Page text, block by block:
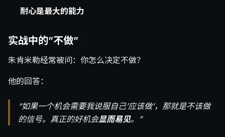
耐心是最大的能力
实战中的”不做”
朱肯米勒经常被问：你怎么决定不做？
他的回答：
“如果一个机会需要我说服自己’应该做’，那就是不该做
的信号。真正的好机会显而易见。”